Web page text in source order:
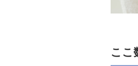
ここ